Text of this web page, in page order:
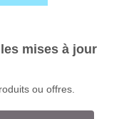
mises à jour
ou offres.